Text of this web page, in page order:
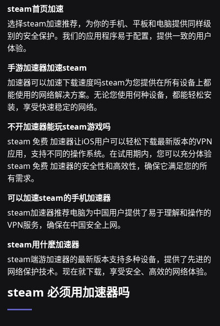
steam首页加速
选择steam加速推荐，为你的手机、平板和电脑提供同样级
别的安全保护。我们的应用程序易于配置，提供一致的用户
体验。
手游加速器加速steam
加速器可以加速下载速度吗steam为您提供在所有设备上都
能使用的网络解决方案。无论您使用何种设备，都能轻松安
装，享受快速稳定的网络。
不开加速器能玩steam游戏吗
steam 免费 加速器让iOS用户可以轻松下载最新版本的VPN
应用，支持不同的操作系统。在试用期内，您可以充分体验
steam 免费 加速器的安全性和高效性，确保它满足您的所
有需求。
可以加速steam的手机加速器
steam加速器推荐电脑为中国用户提供了易于理解和操作的
VPN服务，确保在中国安全上网。
steam用什麽加速器
steam端游加速器的最新版本支持多种设备，提供了先进的
网络保护技术。现在就下载，享受安全、高效的网络体验。
steam 必须用加速器吗